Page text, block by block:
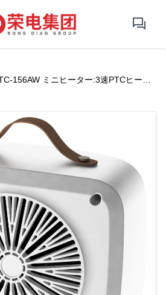
156AW ミニヒーター:3速PTCヒータ